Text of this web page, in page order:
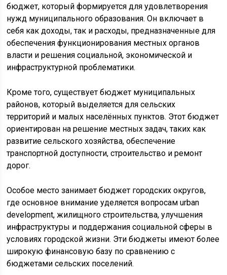
бюджет, который формируется для удовлетворения
нужд муниципального образования. Он включает в
себя как доходы, так и расходы, предназначенные для
обеспечения функционирования местных органов
власти и решения социальной, экономической и
инфраструктурной проблематики.
Кроме того, существует бюджет муниципальных
районов, который выделяется для сельских
территорий и малых населённых пунктов. Этот бюджет
ориентирован на решение местных задач, таких как
развитие сельского хозяйства, обеспечение
транспортной доступности, строительство и ремонт
дорог.
Особое место занимает бюджет городских округов,
где основное внимание уделяется вопросам urban
development, жилищного строительства, улучшения
инфраструктуры и поддержания социальной сферы в
условиях городской жизни. Эти бюджеты имеют более
широкую финансовую базу по сравнению с
бюджетами сельских поселений.